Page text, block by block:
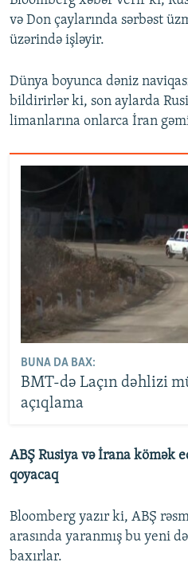
və Don çaylarında sərbəst
üzərində işləyir.
Dünya boyunca dəniz
bildirirlər ki, son aylarda
limanlarına onlarca İran
BUNA DA BAX:
​​​​​​​BMT-də Laçın dəhlizi
açıqlama
ABŞ Rusiya və İrana kömək
qoyacaq
Bloomberg yazır ki, ABŞ
arasında yaranmış bu yeni
baxırlar.